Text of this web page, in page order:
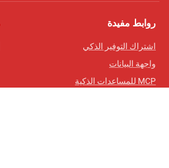
روابط مفيدة
اشتراك التوفير الذكي
واجهة البيانات
MCP للمساعدات الذكية